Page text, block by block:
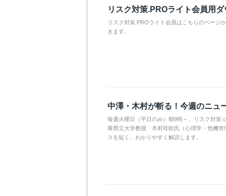
リスク対策.PROライト会員用
リスク対策.PROライト会員はこちらのページ
きます。
中澤・木村が斬る！今週のニュ
毎週火曜日（平日のみ）朝9時～、リスク対
庫県立大学教授 木村玲欧氏（心理学・危機管
スを短く、わかりやすく解説します。